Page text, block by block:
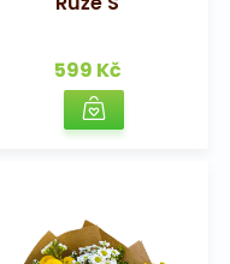
599 Kč